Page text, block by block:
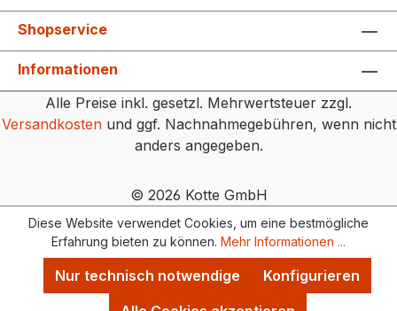
Shopservice
Informationen
Alle Preise inkl. gesetzl. Mehrwertsteuer zzgl.
Versandkostenund ggf. Nachnahmegebühren, wenn nicht
anders angegeben.
© 2026 Kotte GmbH
Diese Website verwendet Cookies, um eine bestmögliche
Erfahrung bieten zu können. Mehr Informationen ...
Nur technisch notwendige
Konfigurieren